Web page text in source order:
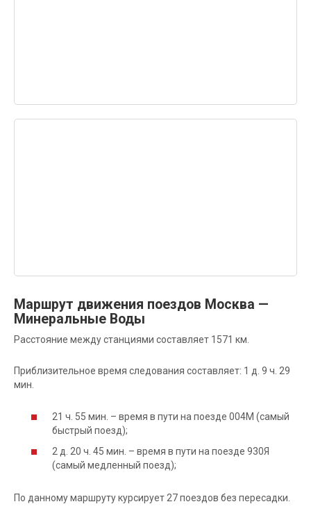
Маршрут движения поездов Москва —
Минеральные Воды
Расстояние между станциями составляет 1571 км.
Приблизительное время следования составляет: 1 д. 9 ч. 29
мин.
21 ч. 55 мин. – время в пути на поезде 004М (самый
быстрый поезд);
2 д. 20 ч. 45 мин. – время в пути на поезде 930Я
(самый медленный поезд);
По данному маршруту курсирует 27 поездов без пересадки.